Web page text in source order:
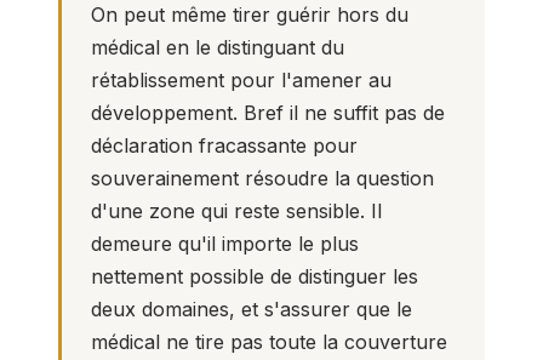
On peut même tirer guérir hors du
médical en le distinguant du
rétablissement pour l'amener au
développement. Bref il ne suffit pas de
déclaration fracassante pour
souverainement résoudre la question
d'une zone qui reste sensible. Il
demeure qu'il importe le plus
nettement possible de distinguer les
deux domaines, et s'assurer que le
médical ne tire pas toute la couverture